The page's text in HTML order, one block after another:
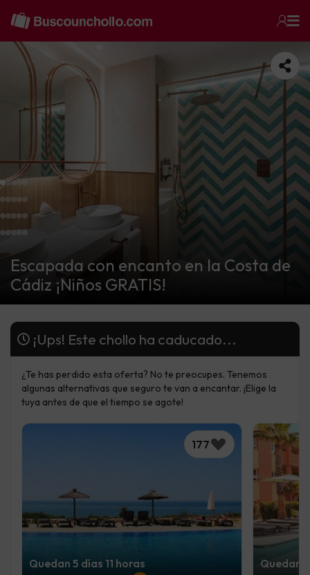
Escapada con encanto en la Costa de
Cádiz ¡Niños GRATIS!
¡Ups! Este chollo ha caducado...
¿Te has perdido esta oferta? No te preocupes. Tenemos
algunas alternativas que seguro te van a encantar. ¡Elige la
tuya antes de que el tiempo se agote!
177
Quedan 5 días 11 horas Quedan